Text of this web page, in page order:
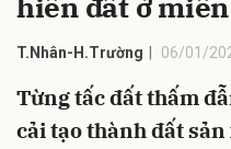
T.Nhân-H.Trường 06/01/
Từng tấc đất thấm
cải tạo thành đất